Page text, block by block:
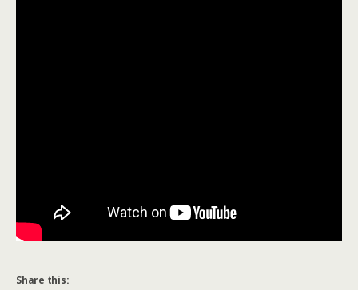
Share this: